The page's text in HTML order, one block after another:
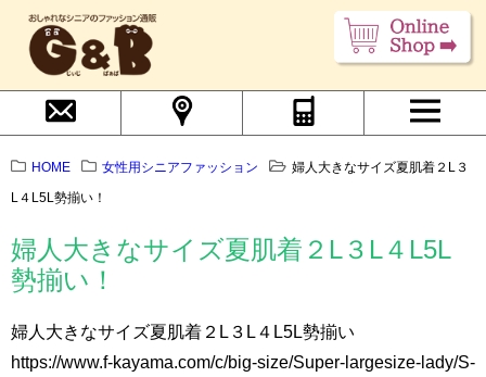
HOME 女性用シニアファッション
婦人大きなサイズ夏肌着２L３
L４L5L勢揃い！
婦人大きなサイズ夏肌着２L３L４L5L
勢揃い！
婦人大きなサイズ夏肌着２L３L４L5L勢揃い
https://www.f-kayama.com/c/big-size/Super-largesize-lady/S-